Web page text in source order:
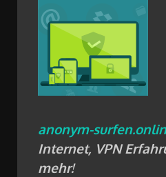
anonym-
Internet, VPN
mehr!